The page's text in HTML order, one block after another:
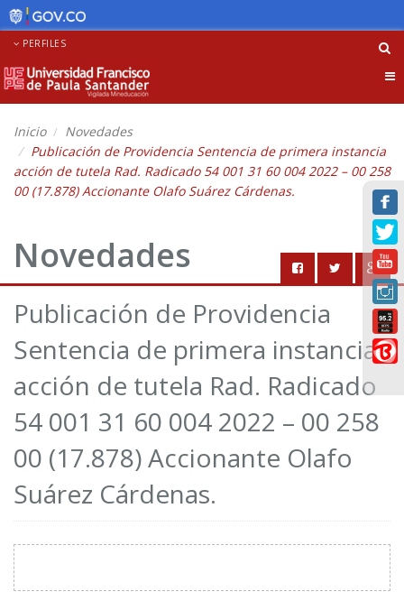
PERFILES
Inicio
Novedades
Publicación de Providencia Sentencia de primera instancia
acción de tutela Rad. Radicado 54 001 31 60 004 2022 – 00 258
00 (17.878) Accionante Olafo Suárez Cárdenas.
Novedades
Publicación de Providencia
Sentencia de primera instancia
acción de tutela Rad. Radicado
54 001 31 60 004 2022 – 00 258
00 (17.878) Accionante Olafo
Suárez Cárdenas.